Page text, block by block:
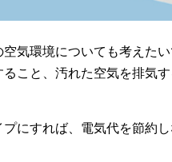
気環境についても考えた
こと、汚れた空気を排気
にすれば、電気代を節約